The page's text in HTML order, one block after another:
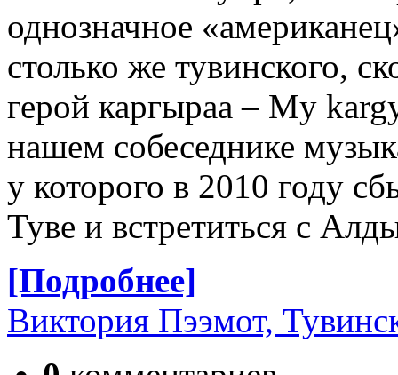
однозначное
столько же тувинского,
герой каргыраа – My
нашем собеседнике
у которого в 2010 году
Туве и встретиться с
[Подробнее]
Виктория Пээмот,